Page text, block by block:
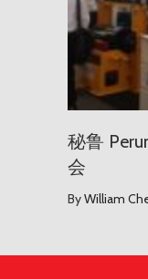
秘鲁
会
ByWilliam